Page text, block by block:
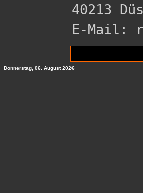
40213
E-Mail:
Donnerstag, 06. August 2026